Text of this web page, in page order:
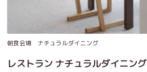
朝食会場 ナチュラルダイニング
レストラン ナチュラルダイニング